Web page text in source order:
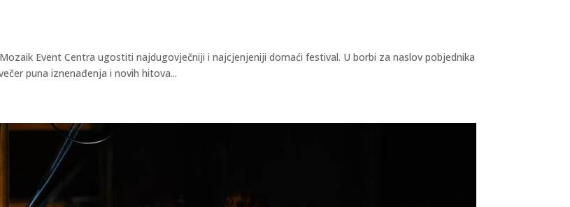
Event Centra ugostiti najdugovječniji i najcjenjeniji domaći festival. U borbi za naslov pobjednika
puna iznenađenja i novih hitova...